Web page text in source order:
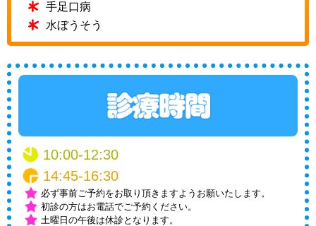
手足口病
水ぼうそう
10:00-12:30
14:45-16:30
必ず事前ご予約をお取り頂きますようお願いたします。
初診の方はお電話でご予約ください。
土曜日の午後は休診となります。